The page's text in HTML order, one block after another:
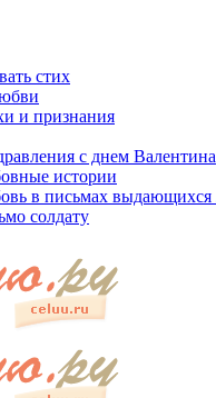
стих
и признания
с днем Валентина
истории
в письмах выдающихся
солдату